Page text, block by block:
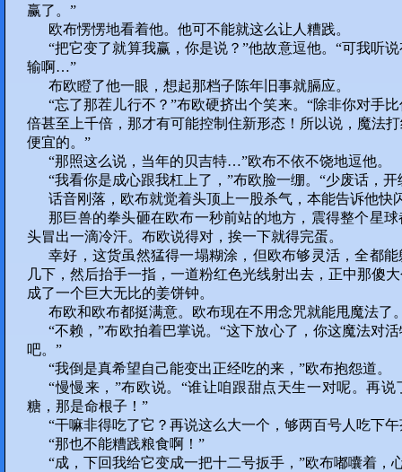
赢了。”
欧布愣愣地看着他。他可不能就这么让人糟践。
“把它变了就算我赢，你是说？”他故意逗他。“可我听
输啊…”
布欧瞪了他一眼，想起那档子陈年旧事就膈应。
“忘了那茬儿行不？”布欧硬挤出个笑来。“除非你对手
倍甚至上千倍，那才有可能控制住新形态！所以说，魔法
便宜的。”
“那照这么说，当年的贝吉特…”欧布不依不饶地逗他。
“我看你是成心跟我杠上了，”布欧脸一绷。“少废话，开
话音刚落，欧布就觉着头顶上一股杀气，本能告诉他快
那巨兽的拳头砸在欧布一秒前站的地方，震得整个星
头冒出一滴冷汗。布欧说得对，挨一下就得完蛋。
幸好，这货虽然猛得一塌糊涂，但欧布够灵活，全都
几下，然后抬手一指，一道粉红色光线射出去，正中那傻
成了一个巨大无比的姜饼钟。
布欧和欧布都挺满意。欧布现在不用念咒就能甩魔法了
“不赖，”布欧拍着巴掌说。“这下放心了，你这魔法对
吧。”
“我倒是真希望自己能变出正经吃的来，”欧布抱怨道。
“慢慢来，”布欧说。“谁让咱跟甜点天生一对呢。再
糖，那是命根子！”
“干嘛非得吃了它？再说这么大一个，够两百号人吃下午
“那也不能糟践粮食啊！”
“成，下回我给它变成一把十二号扳手，”欧布嘟囔着，